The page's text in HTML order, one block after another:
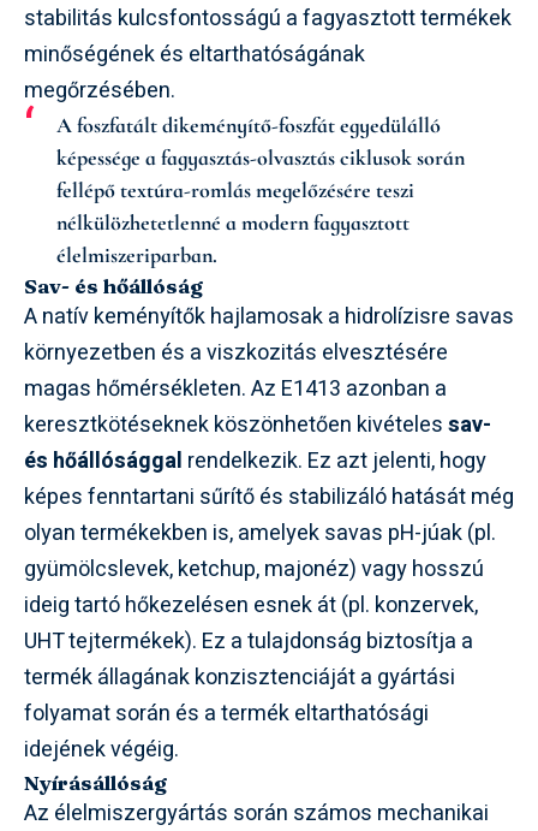
stabilitás kulcsfontosságú a fagyasztott termékek
minőségének és eltarthatóságának
megőrzésében.
A foszfatált dikeményítő-foszfát egyedülálló
képessége a fagyasztás-olvasztás ciklusok során
fellépő textúra-romlás megelőzésére teszi
nélkülözhetetlenné a modern fagyasztott
élelmiszeriparban.
Sav- és hőállóság
A natív keményítők hajlamosak a hidrolízisre savas
környezetben és a viszkozitás elvesztésére
magas hőmérsékleten. Az E1413 azonban a
keresztkötéseknek köszönhetően kivételessav-
és hőállósággal rendelkezik. Ez azt jelenti, hogy
képes fenntartani sűrítő és stabilizáló hatását még
olyan termékekben is, amelyek savas pH-júak (pl.
gyümölcslevek, ketchup, majonéz) vagy hosszú
ideig tartó hőkezelésen esnek át (pl. konzervek,
UHT tejtermékek). Ez a tulajdonság biztosítja a
termék állagának konzisztenciáját a gyártási
folyamat során és a termék eltarthatósági
idejének végéig.
Nyírásállóság
Az élelmiszergyártás során számos mechanikai